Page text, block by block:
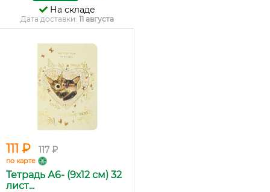
На складе
Дата доставки: 11 августа
111 ₽ 117 ₽
по карте
Тетрадь А6- (9х12 см) 32
лист...